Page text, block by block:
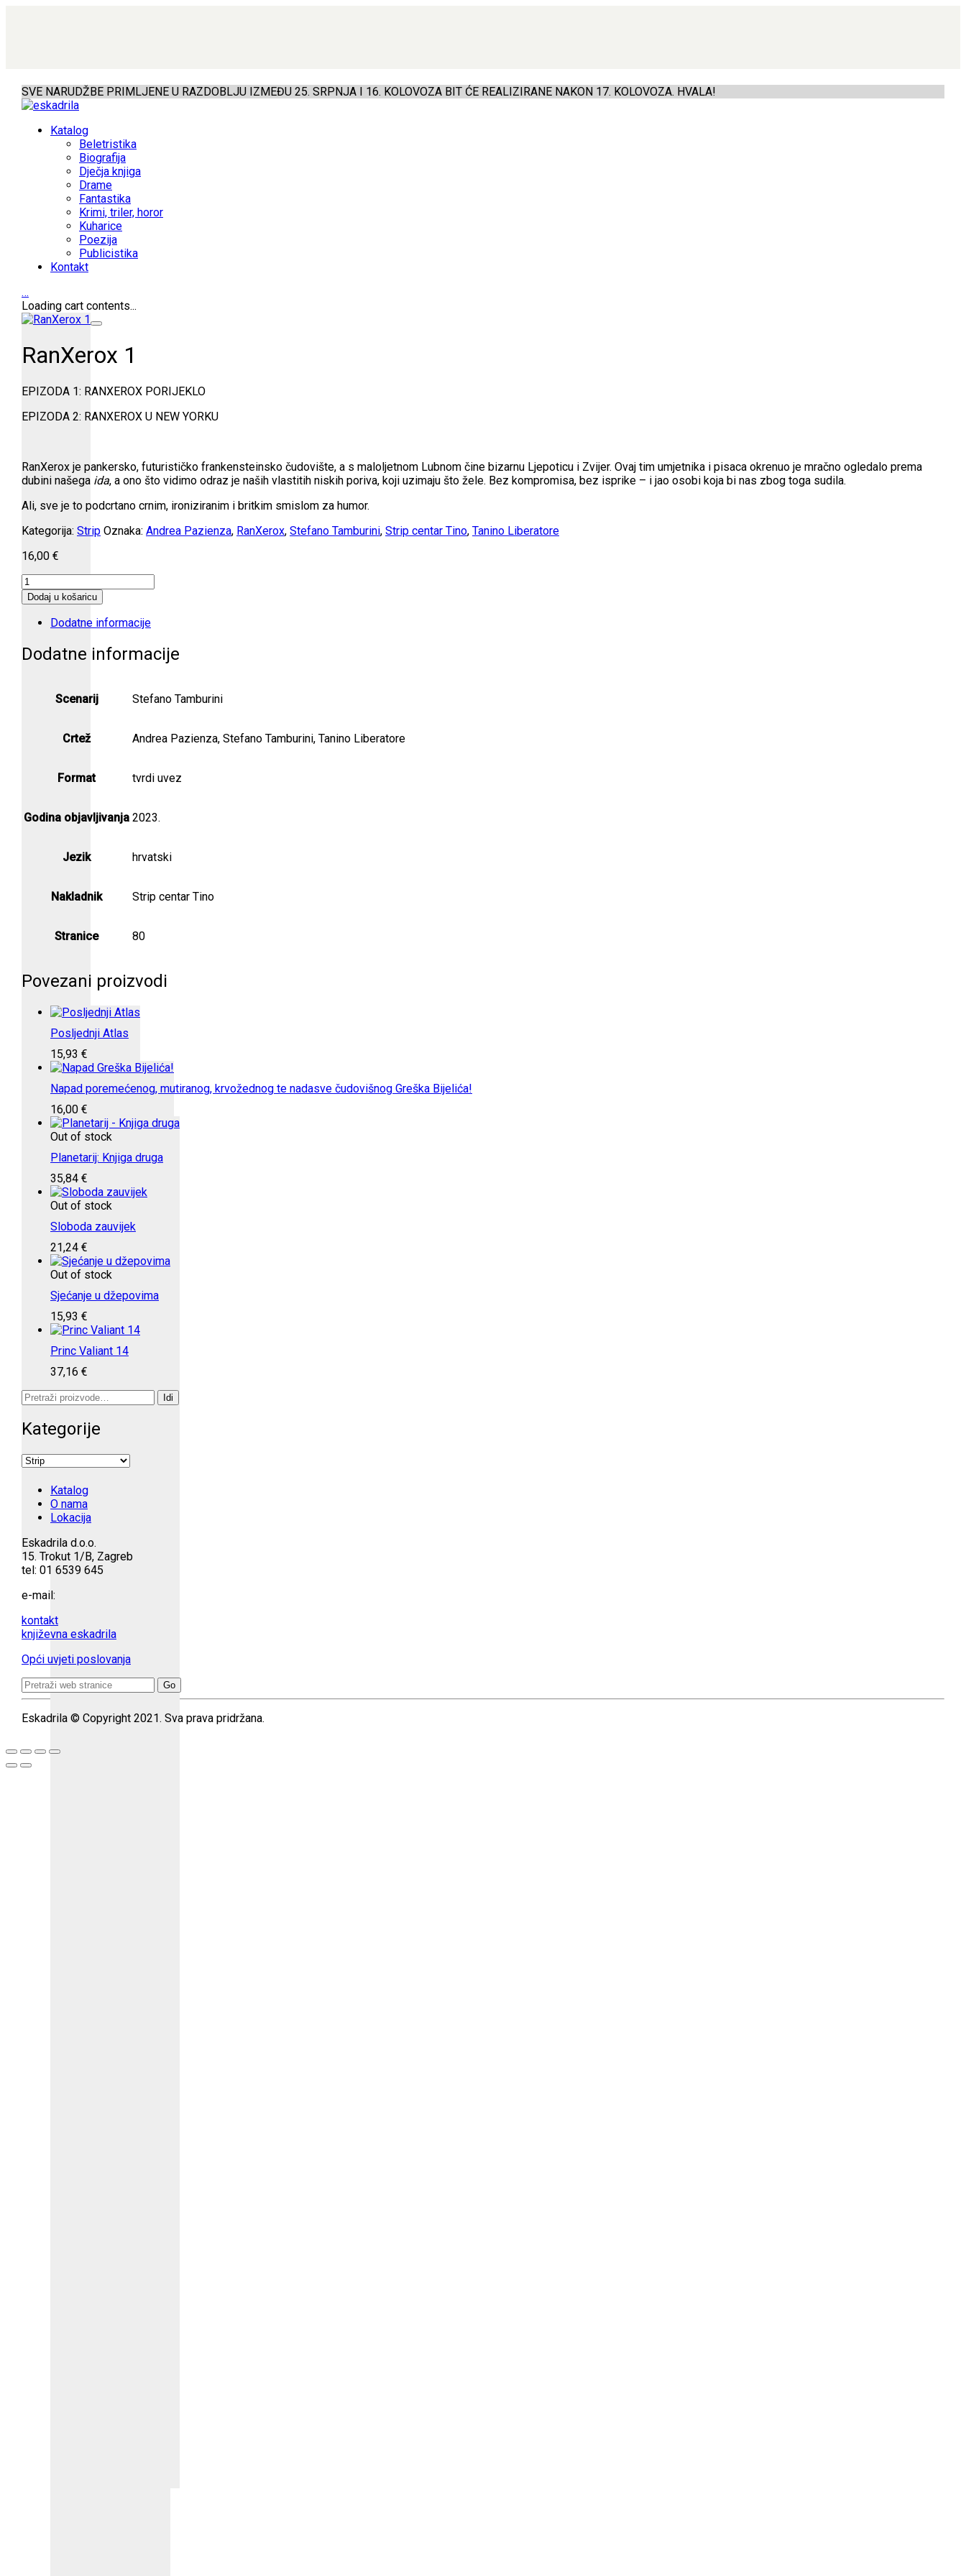
SVE NARUDŽBE PRIMLJENE U RAZDOBLJU IZMEĐU 25. SRPNJA I 16. KOLOVOZA BIT ĆE REALIZIRANE NAKON 17. KOLOVOZA. HVALA!
Katalog
Beletristika
Biografija
Dječja knjiga
Drame
Fantastika
Krimi, triler, horor
Kuharice
Poezija
Publicistika
Kontakt
…
Loading cart contents...
RanXerox 1
EPIZODA 1: RANXEROX PORIJEKLO
EPIZODA 2: RANXEROX U NEW YORKU
RanXerox je pankersko, futurističko frankensteinsko čudovište, a s maloljetnom Lubnom čine bizarnu Ljepoticu i Zvijer. Ovaj tim umjetnika i pisaca okrenuo je mračno ogledalo prema
dubini našega ida, a ono što vidimo odraz je naših vlastitih niskih poriva, koji uzimaju što žele. Bez kompromisa, bez isprike – i jao osobi koja bi nas zbog toga sudila.
Ali, sve je to podcrtano crnim, ironiziranim i britkim smislom za humor.
Kategorija: Strip Oznaka: Andrea Pazienza, RanXerox, Stefano Tamburini, Strip centar Tino, Tanino Liberatore
16,00 €
RanXerox
1
količina
Dodaj u košaricu
Dodatne informacije
Dodatne informacije
Scenarij Stefano Tamburini
Crtež Andrea Pazienza, Stefano Tamburini, Tanino Liberatore
Format tvrdi uvez
Godina objavljivanja 2023.
Jezik hrvatski
Nakladnik Strip centar Tino
Stranice 80
Povezani proizvodi
Posljednji Atlas
15,93 €
Napad poremećenog, mutiranog, krvožednog te nadasve čudovišnog Greška Bijelića!
16,00 €
Out of stock
Planetarij: Knjiga druga
35,84 €
Out of stock
Sloboda zauvijek
21,24 €
Out of stock
Sjećanje u džepovima
15,93 €
Princ Valiant 14
37,16 €
Pretraži:
Idi
Kategorije
Katalog
O nama
Lokacija
Eskadrila d.o.o.
15. Trokut 1/B, Zagreb
tel: 01 6539 645
e-mail:
kontakt
književna eskadrila
Opći uvjeti poslovanja
Search
for:
Eskadrila © Copyright 2021. Sva prava pridržana.